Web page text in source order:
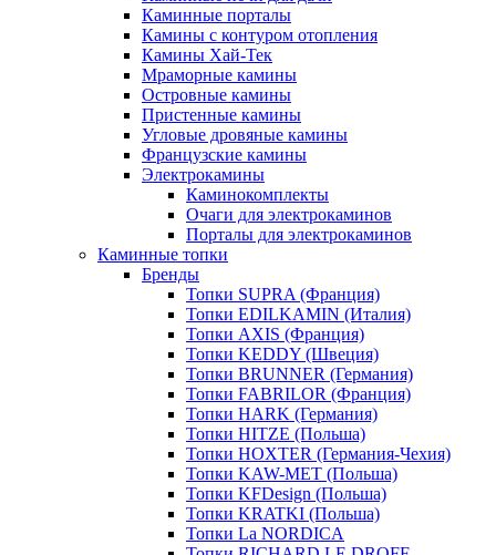
Каминные порталы
Камины с контуром отопления
Камины Хай-Тек
Мраморные камины
Островные камины
Пристенные камины
Угловые дровяные камины
Французские камины
Электрокамины
Каминокомплекты
Очаги для электрокаминов
Порталы для электрокаминов
Каминные топки
Бренды
Топки SUPRA (Франция)
Топки EDILKAMIN (Италия)
Топки AXIS (Франция)
Топки KEDDY (Швеция)
Топки BRUNNER (Германия)
Топки FABRILOR (Франция)
Топки HARK (Германия)
Топки HITZE (Польша)
Топки HOXTER (Германия-Чехия)
Топки KAW-MET (Польша)
Топки KFDesign (Польша)
Топки KRATKI (Польша)
Топки La NORDICA